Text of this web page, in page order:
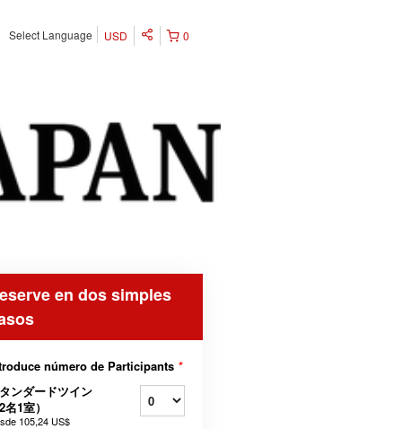
0
USD
Select Language
en dos simples
número de Participants *
ンダードツイン
2名1室）
105,24 US$